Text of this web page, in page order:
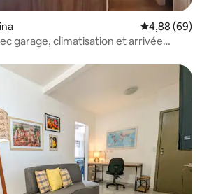
Note
4,88 (69)
garage, climatisation et arrivée